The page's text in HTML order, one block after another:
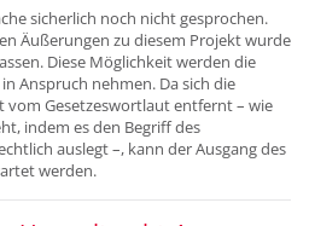
sicherlich noch nicht gesprochen.
Äußerungen zu diesem Projekt wurde
Diese Möglichkeit werden die
Anspruch nehmen. Da sich die
vom Gesetzeswortlaut entfernt – wie
indem es den Begriff des
auslegt –, kann der Ausgang des
werden.